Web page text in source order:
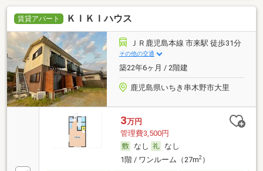
賃貸アパート ＫＩＫＩハウス
ＪＲ鹿児島本線 市来駅 徒歩31分
その他の交通
築22年6ヶ月 / 2階建
鹿児島県いちき串木野市大里
3万円
管理費3,500円
なし
なし
1階 / ワンルーム（27m2）